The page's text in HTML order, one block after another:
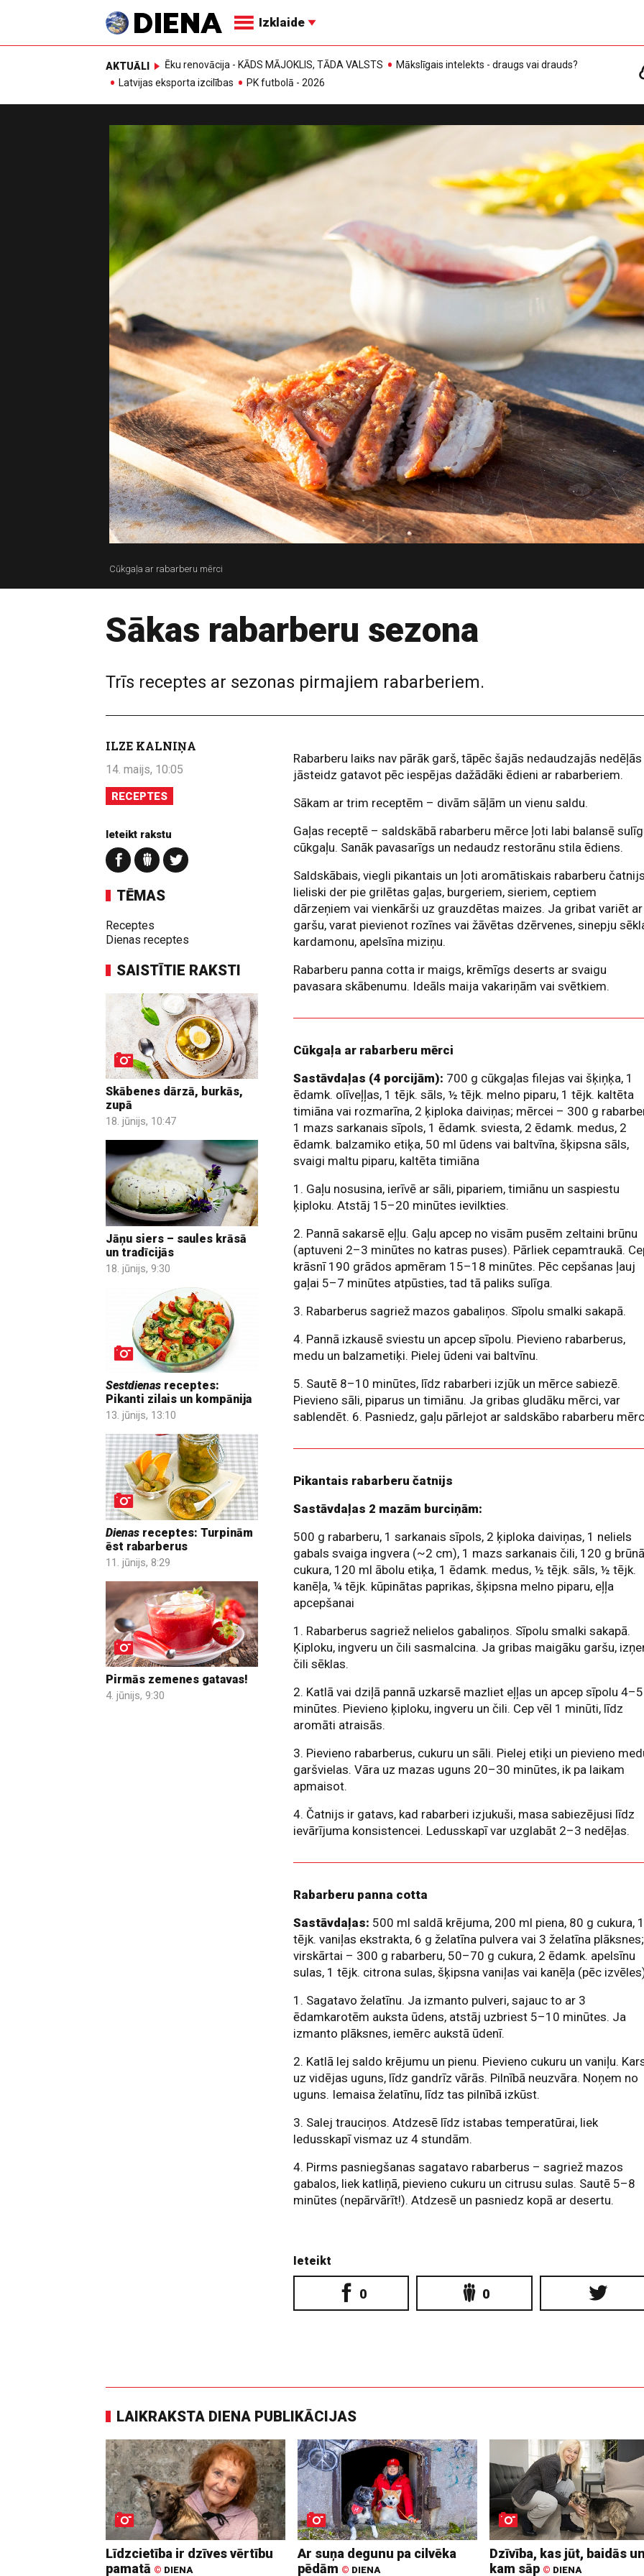
Izklaide
AKTUĀLI Ēku renovācija - KĀDS MĀJOKLIS, TĀDA VALSTS
Mākslīgais intelekts - draugs vai drauds?
Latvijas eksporta izcilības
PK futbolā - 2026
Cūkgaļa ar rabarberu mērci
Sākas rabarberu sezona
Trīs receptes ar sezonas pirmajiem rabarberiem.
ILZE KALNIŅA
14. maijs, 10:05
RECEPTES
Ieteikt rakstu
TĒMAS
Receptes
Dienas receptes
SAISTĪTIE RAKSTI
Skābenes dārzā, burkās,
zupā
18. jūnijs, 10:47
Jāņu siers – saules krāsā
un tradīcijās
18. jūnijs, 9:30
Sestdienas receptes:
Pikanti zilais un kompānija
13. jūnijs, 13:10
Dienas receptes: Turpinām
ēst rabarberus
11. jūnijs, 8:29
Pirmās zemenes gatavas!
4. jūnijs, 9:30
Rabarberu laiks nav pārāk garš, tāpēc šajās nedaudzajās nedēļās
jāsteidz gatavot pēc iespējas dažādāki ēdieni ar rabarberiem.
Sākam ar trim receptēm – divām sāļām un vienu saldu.
Gaļas receptē – saldskābā rabarberu mērce ļoti labi balansē
cūkgaļu. Sanāk pavasarīgs un nedaudz restorānu stila ēdiens.
Saldskābais, viegli pikantais un ļoti aromātiskais rabarberu čatnijs
lieliski der pie grilētas gaļas, burgeriem, sieriem, ceptiem
dārzeņiem vai vienkārši uz grauzdētas maizes. Ja gribat variēt ar
garšu, varat pievienot rozīnes vai žāvētas dzērvenes, sinepju
kardamonu, apelsīna miziņu.
Rabarberu panna cotta ir maigs, krēmīgs deserts ar svaigu
pavasara skābenumu. Ideāls maija vakariņām vai svētkiem.
Cūkgaļa ar rabarberu mērci
Sastāvdaļas (4 porcijām): 700 g cūkgaļas filejas vai šķiņķa, 1
ēdamk. olīveļļas, 1 tējk. sāls, ½ tējk. melno piparu, 1 tējk. kaltēta
timiāna vai rozmarīna, 2 ķiploka daiviņas; mērcei – 300 g
1 mazs sarkanais sīpols, 1 ēdamk. sviesta, 2 ēdamk. medus, 2
ēdamk. balzamiko etiķa, 50 ml ūdens vai baltvīna, šķipsna sāls,
svaigi maltu piparu, kaltēta timiāna
1. Gaļu nosusina, ierīvē ar sāli, pipariem, timiānu un saspiestu
ķiploku. Atstāj 15–20 minūtes ievilkties.
2. Pannā sakarsē eļļu. Gaļu apcep no visām pusēm zeltaini brūnu
(aptuveni 2–3 minūtes no katras puses). Pārliek cepamtraukā.
krāsnī 190 grādos apmēram 15–18 minūtes. Pēc cepšanas ļauj
gaļai 5–7 minūtes atpūsties, tad tā paliks sulīga.
3. Rabarberus sagriež mazos gabaliņos. Sīpolu smalki sakapā.
4. Pannā izkausē sviestu un apcep sīpolu. Pievieno rabarberus,
medu un balzametiķi. Pielej ūdeni vai baltvīnu.
5. Sautē 8–10 minūtes, līdz rabarberi izjūk un mērce sabiezē.
Pievieno sāli, piparus un timiānu. Ja gribas gludāku mērci, var
sablendēt. 6. Pasniedz, gaļu pārlejot ar saldskābo rabarberu
Pikantais rabarberu čatnijs
Sastāvdaļas 2 mazām burciņām:
500 g rabarberu, 1 sarkanais sīpols, 2 ķiploka daiviņas, 1 neliels
gabals svaiga ingvera (~2 cm), 1 mazs sarkanais čili, 120 g brūnā
cukura, 120 ml ābolu etiķa, 1 ēdamk. medus, ½ tējk. sāls, ½ tējk.
kanēļa, ¼ tējk. kūpinātas paprikas, šķipsna melno piparu, eļļa
apcepšanai
1. Rabarberus sagriež nelielos gabaliņos. Sīpolu smalki sakapā.
Ķiploku, ingveru un čili sasmalcina. Ja gribas maigāku garšu,
čili sēklas.
2. Katlā vai dziļā pannā uzkarsē mazliet eļļas un apcep sīpolu 4–5
minūtes. Pievieno ķiploku, ingveru un čili. Cep vēl 1 minūti, līdz
aromāti atraisās.
3. Pievieno rabarberus, cukuru un sāli. Pielej etiķi un pievieno
garšvielas. Vāra uz mazas uguns 20–30 minūtes, ik pa laikam
apmaisot.
4. Čatnijs ir gatavs, kad rabarberi izjukuši, masa sabiezējusi līdz
ievārījuma konsistencei. Ledusskapī var uzglabāt 2–3 nedēļas.
Rabarberu panna cotta
Sastāvdaļas: 500 ml saldā krējuma, 200 ml piena, 80 g cukura, 1
tējk. vaniļas ekstrakta, 6 g želatīna pulvera vai 3 želatīna plāksnes;
virskārtai – 300 g rabarberu, 50–70 g cukura, 2 ēdamk. apelsīnu
sulas, 1 tējk. citrona sulas, šķipsna vaniļas vai kanēļa (pēc
1. Sagatavo želatīnu. Ja izmanto pulveri, sajauc to ar 3
ēdamkarotēm auksta ūdens, atstāj uzbriest 5–10 minūtes. Ja
izmanto plāksnes, iemērc aukstā ūdenī.
2. Katlā lej saldo krējumu un pienu. Pievieno cukuru un vaniļu.
uz vidējas uguns, līdz gandrīz vārās. Pilnībā neuzvāra. Noņem no
uguns. Iemaisa želatīnu, līdz tas pilnībā izkūst.
3. Salej trauciņos. Atdzesē līdz istabas temperatūrai, liek
ledusskapī vismaz uz 4 stundām.
4. Pirms pasniegšanas sagatavo rabarberus – sagriež mazos
gabalos, liek katliņā, pievieno cukuru un citrusu sulas. Sautē 5–8
minūtes (nepārvārīt!). Atdzesē un pasniedz kopā ar desertu.
Ieteikt
0 0
LAIKRAKSTA DIENA PUBLIKĀCIJAS
Līdzcietība ir dzīves vērtību
pamatā © DIENA
Ar suņa degunu pa cilvēka
pēdām © DIENA
Dzīvība, kas jūt, baidās un
kam sāp © DIENA